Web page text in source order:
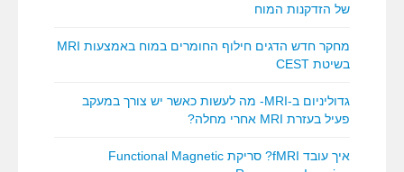
של הזדקנות המוח
מחקר חדש הדגים חילוף החומרים במוח באמצעות MRI
בשיטת CEST
גדוליניום ב-MRI- מה לעשות כאשר יש צורך במעקב
פעיל בעזרת MRI אחרי מחלה?
איך עובד fMRI? סריקת Functional Magnetic